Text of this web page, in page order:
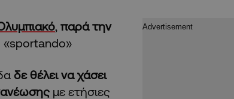
, παρά την
«sportando»
δε θέλει να χάσει
με ετήσιες